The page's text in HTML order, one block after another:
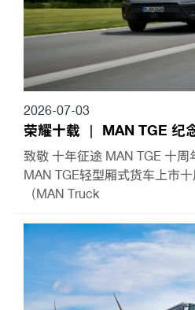
2026-07-03
荣耀十载 ｜ MAN TGE 纪
致敬 十年征途 MAN TGE 十
MAN TGE轻型厢式货车上市
（MAN Truck